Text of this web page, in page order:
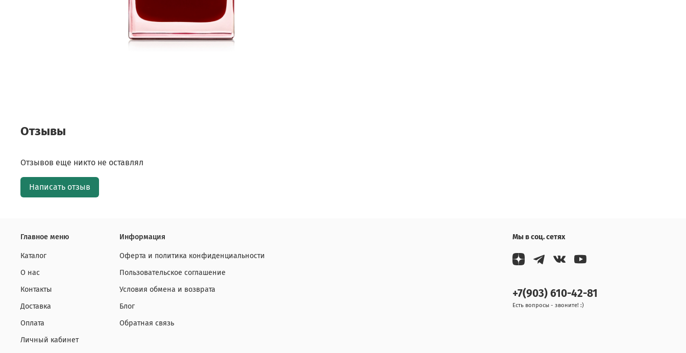
Отзывы
Отзывов еще никто не оставлял
Написать отзыв
Главное меню
Каталог
О нас
Контакты
Доставка
Оплата
Личный кабинет
Информация
Оферта и политика конфиденциальности
Пользовательское соглашение
Условия обмена и возврата
Блог
Обратная связь
Мы в соц. сетях
+7(903) 610-42-81
Есть вопросы - звоните! :)